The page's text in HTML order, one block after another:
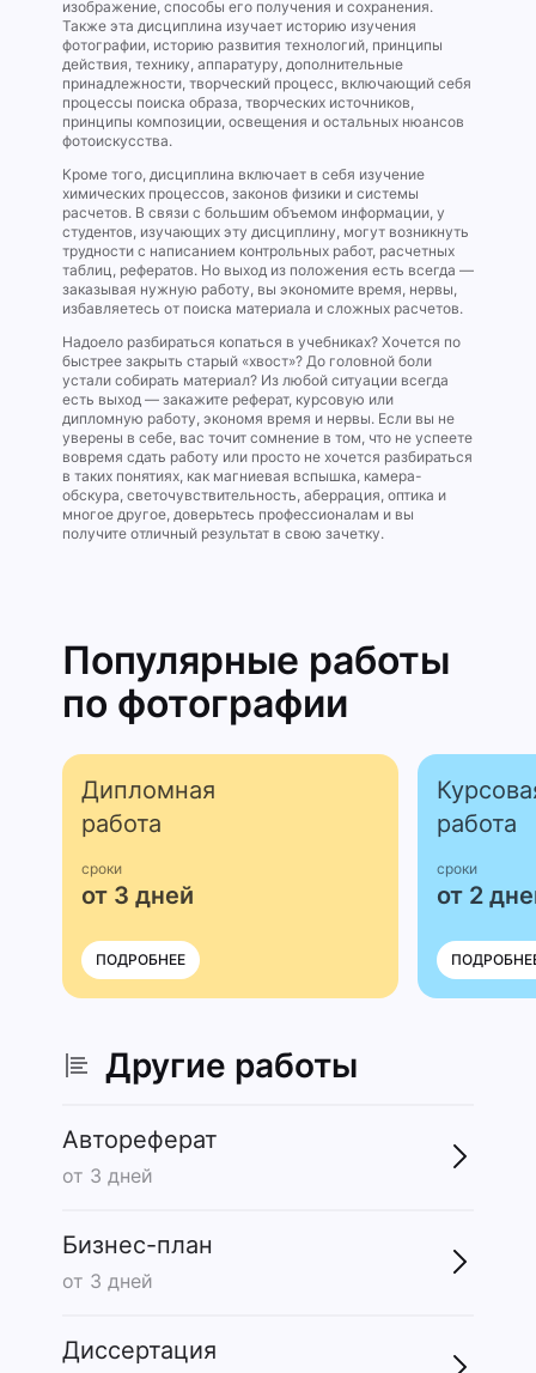
изображение, способы его получения и сохранения.
Также эта дисциплина изучает историю изучения
фотографии, историю развития технологий, принципы
действия, технику, аппаратуру, дополнительные
принадлежности, творческий процесс, включающий себя
процессы поиска образа, творческих источников,
принципы композиции, освещения и остальных нюансов
фотоискусства.
Кроме того, дисциплина включает в себя изучение
химических процессов, законов физики и системы
расчетов. В связи с большим объемом информации, у
студентов, изучающих эту дисциплину, могут возникнуть
трудности с написанием контрольных работ, расчетных
таблиц, рефератов. Но выход из положения есть всегда —
заказывая нужную работу, вы экономите время, нервы,
избавляетесь от поиска материала и сложных расчетов.
Надоело разбираться копаться в учебниках? Хочется по
быстрее закрыть старый «хвост»? До головной боли
устали собирать материал? Из любой ситуации всегда
есть выход — закажите реферат, курсовую или
дипломную работу, экономя время и нервы. Если вы не
уверены в себе, вас точит сомнение в том, что не успеете
вовремя сдать работу или просто не хочется разбираться
в таких понятиях, как магниевая вспышка, камера-
обскура, светочувствительность, аберрация, оптика и
многое другое, доверьтесь профессионалам и вы
получите отличный результат в свою зачетку.
Популярные работы
по фотографии
Дипломная
работа
сроки
от 3 дней
ПОДРОБНЕЕ
работа
сроки
от 2
Другие работы
Автореферат
от 3 дней
Бизнес-план
от 3 дней
Диссертация